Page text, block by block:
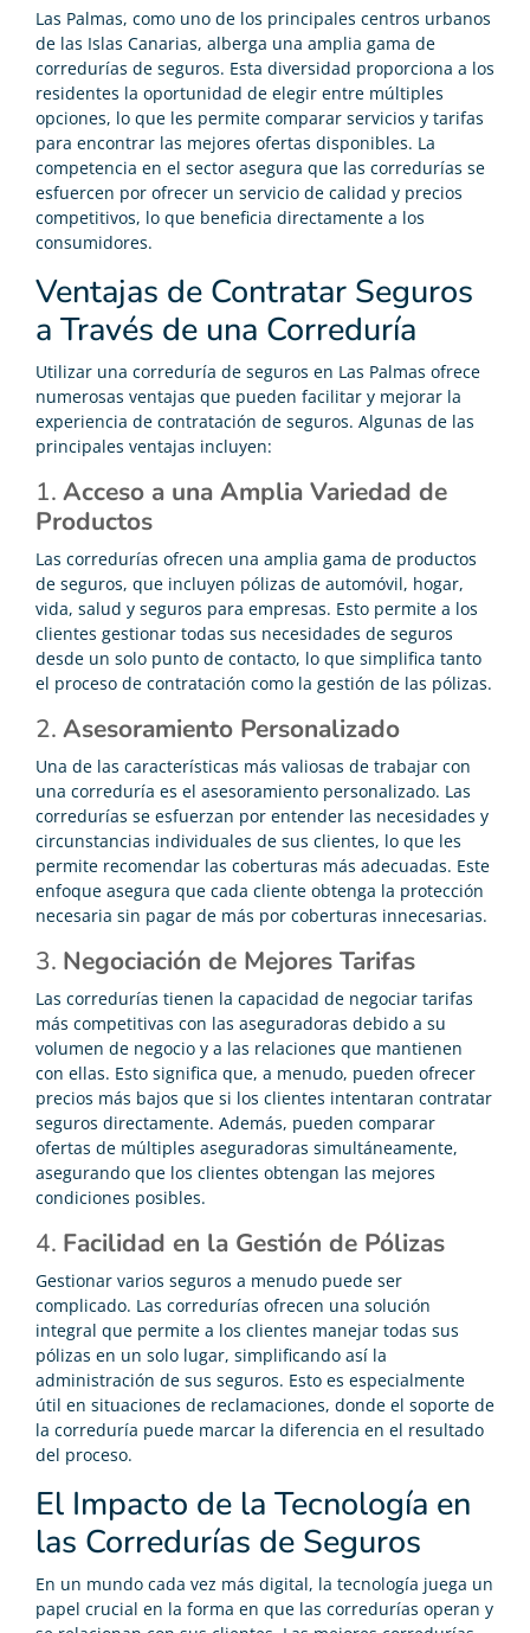
Las Palmas, como uno de los principales centros urbanos
de las Islas Canarias, alberga una amplia gama de
corredurías de seguros. Esta diversidad proporciona a los
residentes la oportunidad de elegir entre múltiples
opciones, lo que les permite comparar servicios y tarifas
para encontrar las mejores ofertas disponibles. La
competencia en el sector asegura que las corredurías se
esfuercen por ofrecer un servicio de calidad y precios
competitivos, lo que beneficia directamente a los
consumidores.
Ventajas de Contratar Seguros
a Través de una Correduría
Utilizar una correduría de seguros en Las Palmas ofrece
numerosas ventajas que pueden facilitar y mejorar la
experiencia de contratación de seguros. Algunas de las
principales ventajas incluyen:
1. Acceso a una Amplia Variedad de
Productos
Las corredurías ofrecen una amplia gama de productos
de seguros, que incluyen pólizas de automóvil, hogar,
vida, salud y seguros para empresas. Esto permite a los
clientes gestionar todas sus necesidades de seguros
desde un solo punto de contacto, lo que simplifica tanto
el proceso de contratación como la gestión de las pólizas.
2. Asesoramiento Personalizado
Una de las características más valiosas de trabajar con
una correduría es el asesoramiento personalizado. Las
corredurías se esfuerzan por entender las necesidades y
circunstancias individuales de sus clientes, lo que les
permite recomendar las coberturas más adecuadas. Este
enfoque asegura que cada cliente obtenga la protección
necesaria sin pagar de más por coberturas innecesarias.
3. Negociación de Mejores Tarifas
Las corredurías tienen la capacidad de negociar tarifas
más competitivas con las aseguradoras debido a su
volumen de negocio y a las relaciones que mantienen
con ellas. Esto significa que, a menudo, pueden ofrecer
precios más bajos que si los clientes intentaran contratar
seguros directamente. Además, pueden comparar
ofertas de múltiples aseguradoras simultáneamente,
asegurando que los clientes obtengan las mejores
condiciones posibles.
4. Facilidad en la Gestión de Pólizas
Gestionar varios seguros a menudo puede ser
complicado. Las corredurías ofrecen una solución
integral que permite a los clientes manejar todas sus
pólizas en un solo lugar, simplificando así la
administración de sus seguros. Esto es especialmente
útil en situaciones de reclamaciones, donde el soporte de
la correduría puede marcar la diferencia en el resultado
del proceso.
El Impacto de la Tecnología en
las Corredurías de Seguros
En un mundo cada vez más digital, la tecnología juega un
papel crucial en la forma en que las corredurías operan y